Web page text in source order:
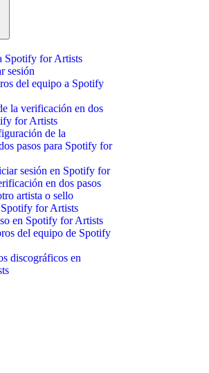
Spotify for Artists
sesión
del equipo a Spotify
la verificación en dos
for Artists
de la
pasos para Spotify for
sesión en Spotify for
en dos pasos
artista o sello
for Artists
en Spotify for Artists
del equipo de Spotify
discográficos en